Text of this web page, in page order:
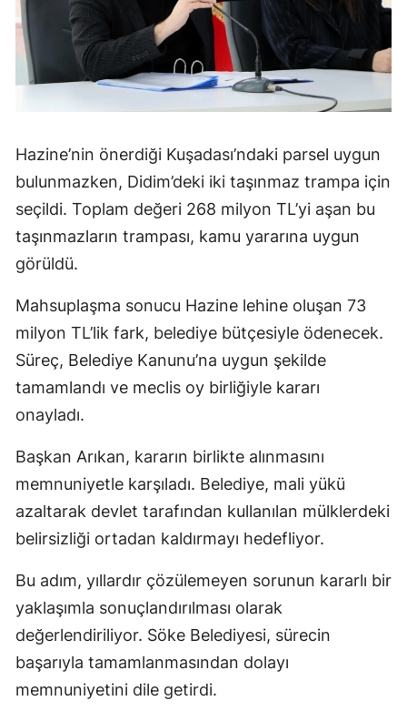
Hazine’nin önerdiği Kuşadası’ndaki parsel uygun
bulunmazken, Didim’deki iki taşınmaz trampa için
seçildi. Toplam değeri 268 milyon TL’yi aşan bu
taşınmazların trampası, kamu yararına uygun
görüldü.
Mahsuplaşma sonucu Hazine lehine oluşan 73
milyon TL’lik fark, belediye bütçesiyle ödenecek.
Süreç, Belediye Kanunu’na uygun şekilde
tamamlandı ve meclis oy birliğiyle kararı
onayladı.
Başkan Arıkan, kararın birlikte alınmasını
memnuniyetle karşıladı. Belediye, mali yükü
azaltarak devlet tarafından kullanılan mülklerdeki
belirsizliği ortadan kaldırmayı hedefliyor.
Bu adım, yıllardır çözülemeyen sorunun kararlı bir
yaklaşımla sonuçlandırılması olarak
değerlendiriliyor. Söke Belediyesi, sürecin
başarıyla tamamlanmasından dolayı
memnuniyetini dile getirdi.